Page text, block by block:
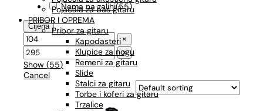
Pojačala za bas gitaru
PRIBOR I OPREMA
Pribor za gitaru
Kapodasteri
Klupice za nogu
Remeni za gitaru
Slide
Stalci za gitaru
Torbe i koferi za gitaru
Trzalice
Nema na zalihi(55)
Cijena
×
×
Show(55)
Cancel